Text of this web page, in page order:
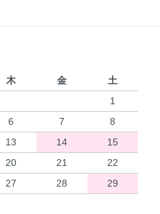
木 金
土
1
6 7
8
13 14
15
20 21
22
27 28
29